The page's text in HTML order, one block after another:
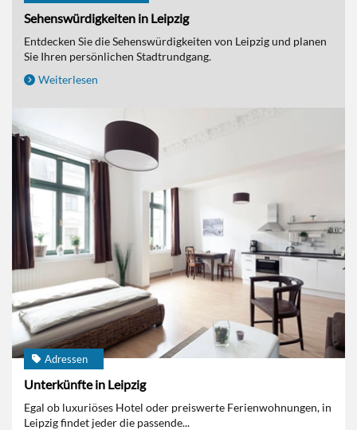
Sehenswürdigkeiten in Leipzig
Entdecken Sie die Sehenswürdigkeiten von Leipzig und planen
Sie Ihren persönlichen Stadtrundgang.
Weiterlesen
Adressen
Unterkünfte in Leipzig
Egal ob luxuriöses Hotel oder preiswerte Ferienwohnungen, in
Leipzig findet jeder die passende...